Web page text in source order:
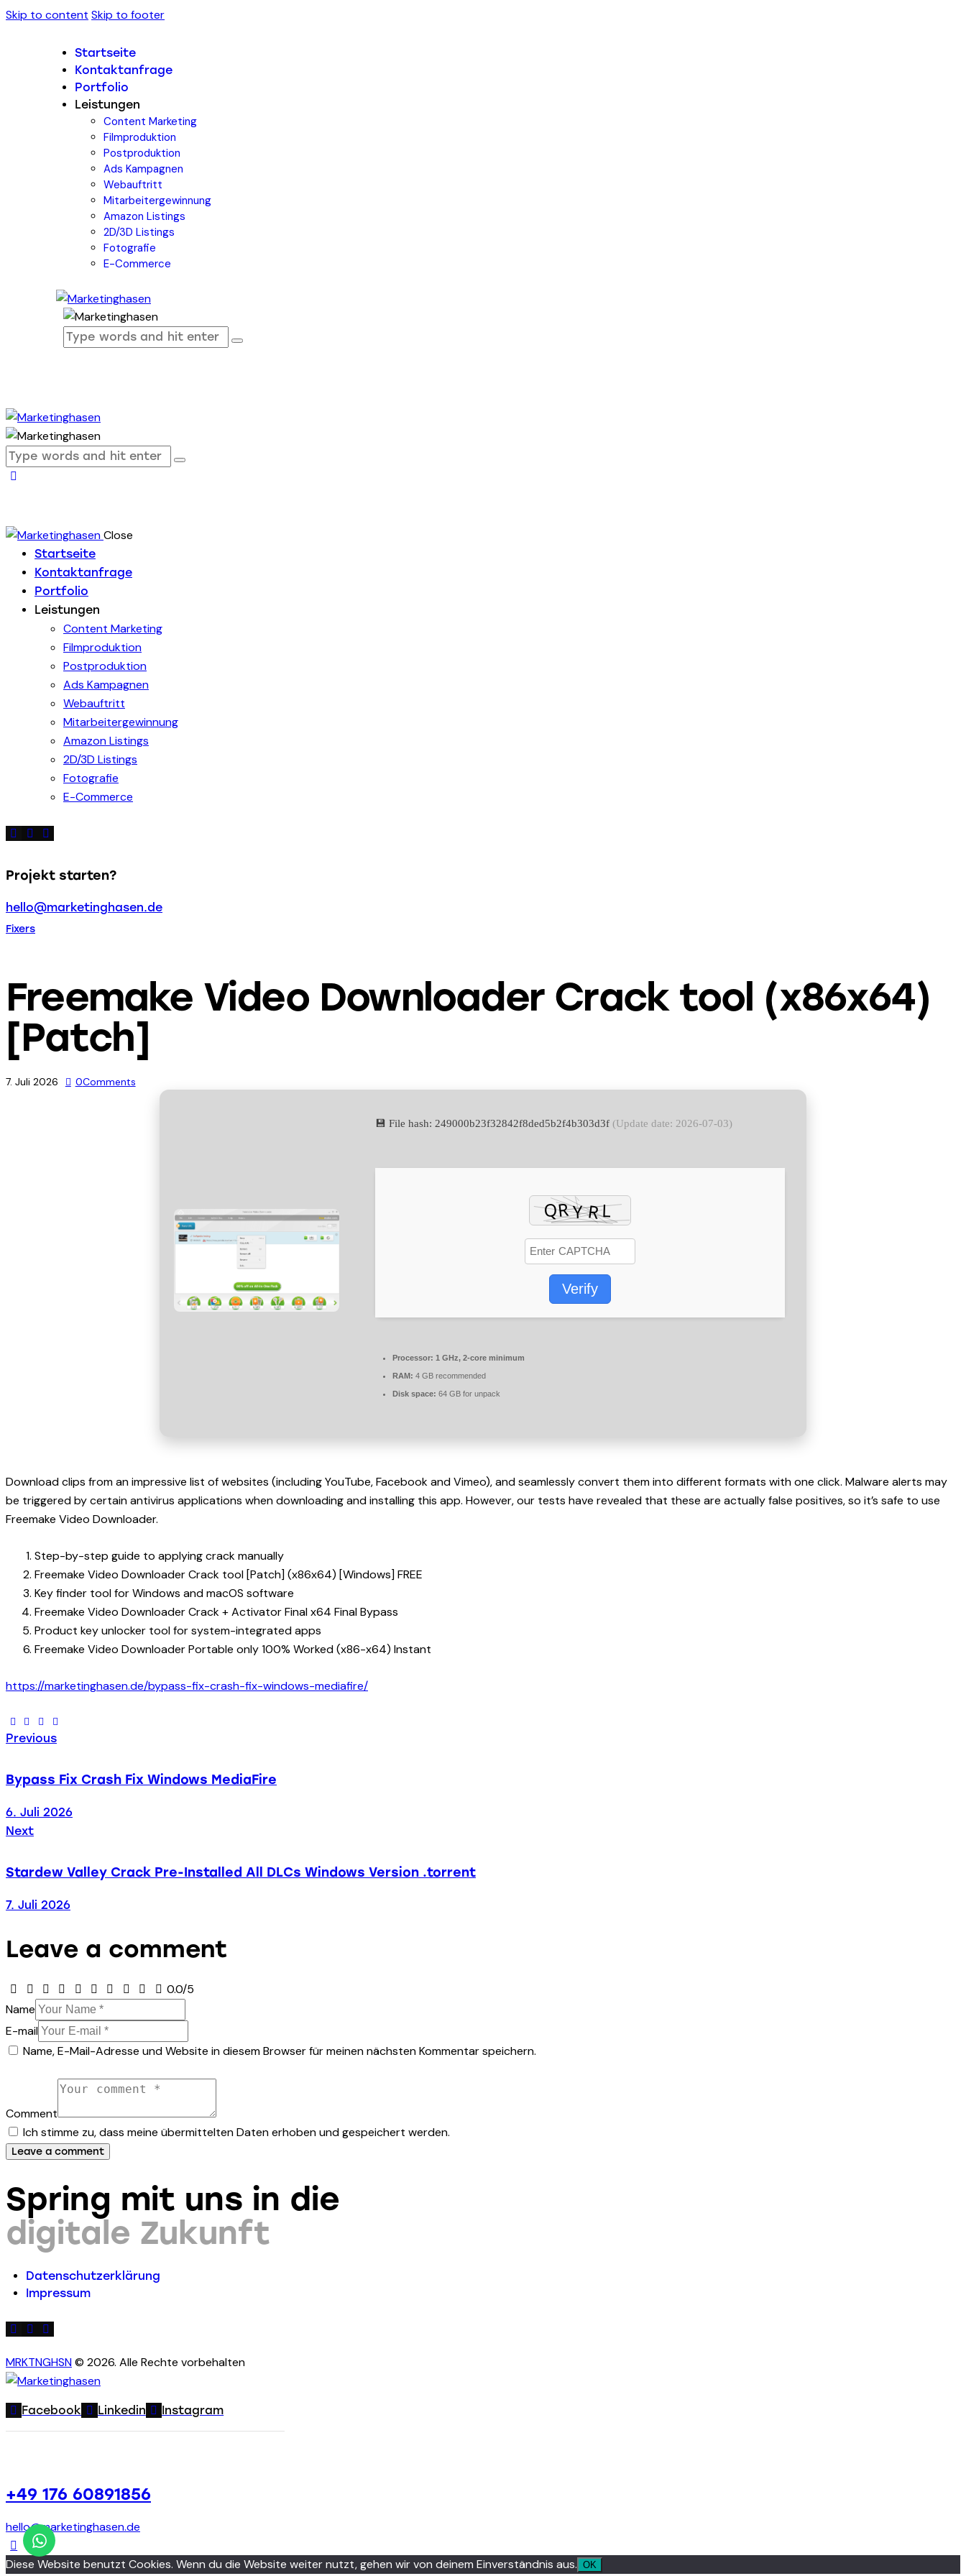
Skip to content Skip to footer
Startseite
Kontaktanfrage
Portfolio
Leistungen
Content Marketing
Filmproduktion
Postproduktion
Ads Kampagnen
Webauftritt
Mitarbeitergewinnung
Amazon Listings
2D/3D Listings
Fotografie
E-Commerce
Close
Startseite
Kontaktanfrage
Portfolio
Leistungen
Content Marketing
Filmproduktion
Postproduktion
Ads Kampagnen
Webauftritt
Mitarbeitergewinnung
Amazon Listings
2D/3D Listings
Fotografie
E-Commerce
Projekt starten?
hello@marketinghasen.de
Fixers
Freemake Video Downloader Crack tool (x86x64)
[Patch]
7. Juli 2026 0Comments
💾 File hash: 249000b23f32842f8ded5b2f4b303d3f (Update date: 2026-07-03)
Verify
Processor: 1 GHz, 2-core minimum
RAM: 4 GB recommended
Disk space: 64 GB for unpack
Download clips from an impressive list of websites (including YouTube, Facebook and Vimeo), and seamlessly convert them into different formats with one click. Malware alerts may
be triggered by certain antivirus applications when downloading and installing this app. However, our tests have revealed that these are actually false positives, so it’s safe to use
Freemake Video Downloader.
Step-by-step guide to applying crack manually
Freemake Video Downloader Crack tool [Patch] (x86x64) [Windows] FREE
Key finder tool for Windows and macOS software
Freemake Video Downloader Crack + Activator Final x64 Final Bypass
Product key unlocker tool for system-integrated apps
Freemake Video Downloader Portable only 100% Worked (x86-x64) Instant
https://marketinghasen.de/bypass-fix-crash-fix-windows-mediafire/
Beitragsnavigation
Previous
Bypass Fix Crash Fix Windows MediaFire
6. Juli 2026
Next
Stardew Valley Crack Pre-Installed All DLCs Windows Version .torrent
7. Juli 2026
Leave a comment
0.0/5
Name
E-mail
Name, E-Mail-Adresse und Website in diesem Browser für meinen nächsten Kommentar speichern.
Comment
Ich stimme zu, dass meine übermittelten Daten erhoben und gespeichert werden.
Spring mit uns in die
digitale Zukunft
Datenschutzerklärung
Impressum
MRKTNGHSN© 2026. Alle Rechte vorbehalten
Facebook Linkedin Instagram
+49 176 60891856
hello@marketinghasen.de
Diese Website benutzt Cookies. Wenn du die Website weiter nutzt, gehen wir von deinem Einverständnis aus. OK